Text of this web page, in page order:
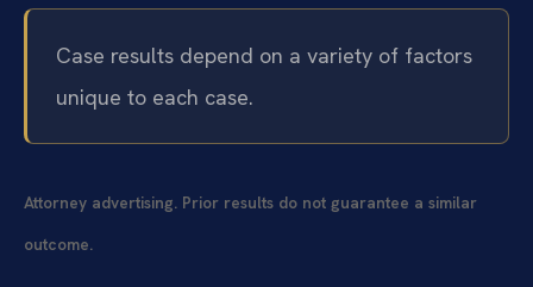
Case results depend on a variety of factors
unique to each case.
Attorney advertising. Prior results do not guarantee a similar
outcome.